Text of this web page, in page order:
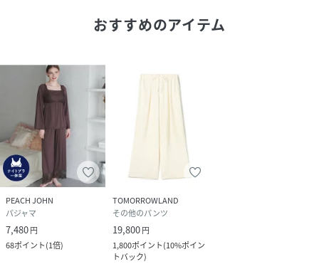
おすすめのアイテム
PEACH JOHN
パジャマ
7,480円
68ポイント(1倍)
TOMORROWLAND
その他のパンツ
19,800円
1,800ポイント(10%ポイン
トバック)